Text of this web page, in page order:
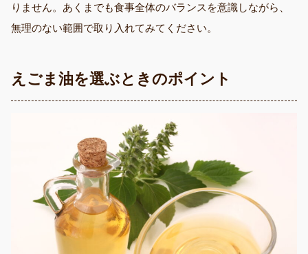
りません。あくまでも食事全体のバランスを意識しながら、
無理のない範囲で取り入れてみてください。
えごま油を選ぶときのポイント